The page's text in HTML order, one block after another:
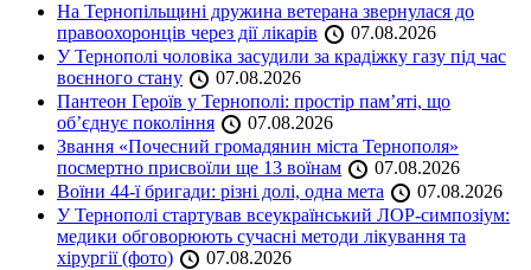
На Тернопільщині дружина ветерана звернулася до
правоохоронців через дії лікарів
07.08.2026
У Тернополі чоловіка засудили за крадіжку газу під час
воєнного стану
07.08.2026
Пантеон Героїв у Тернополі: простір пам’яті, що
об’єднує покоління
07.08.2026
Звання «Почесний громадянин міста Тернополя»
посмертно присвоїли ще 13 воїнам
07.08.2026
Воїни 44-ї бригади: різні долі, одна мета
07.08.2026
У Тернополі стартував всеукраїнський ЛОР-симпозіум:
медики обговорюють сучасні методи лікування та
хірургії (фото)
07.08.2026